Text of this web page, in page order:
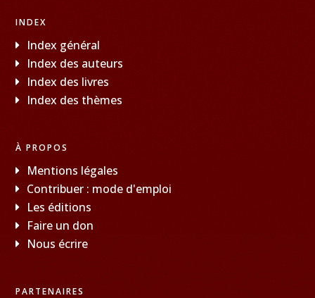
INDEX
Index général
Index des auteurs
Index des livres
Index des thèmes
À PROPOS
Mentions légales
Contribuer : mode d'emploi
Les éditions
Faire un don
Nous écrire
PARTENAIRES